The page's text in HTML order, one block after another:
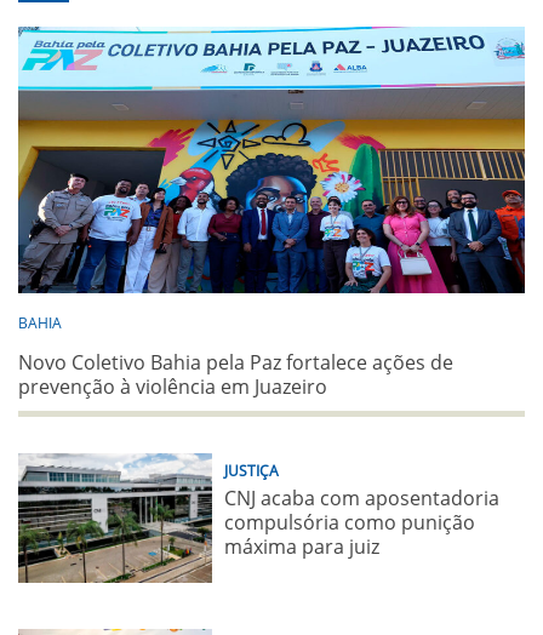
BAHIA
Novo Coletivo Bahia pela Paz fortalece ações de
prevenção à violência em Juazeiro
JUSTIÇA
CNJ acaba com aposentadoria
compulsória como punição
máxima para juiz